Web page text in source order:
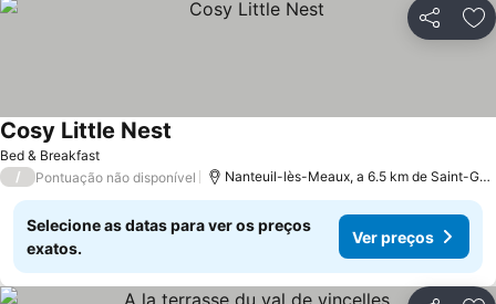
Partilhar
Bed & Breakfast
Cosy Little Nest
/ Pontuação não disponível Nanteuil-lès-Meaux, a 6.5 km de Saint-Germain-sur-Morin
Selecione as datas para ver os preços
exatos.
Ver preços